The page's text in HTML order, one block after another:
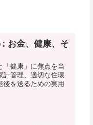
お金、健康、そ
「健康」に焦点を当
計管理、適切な住環
後を送るための実用